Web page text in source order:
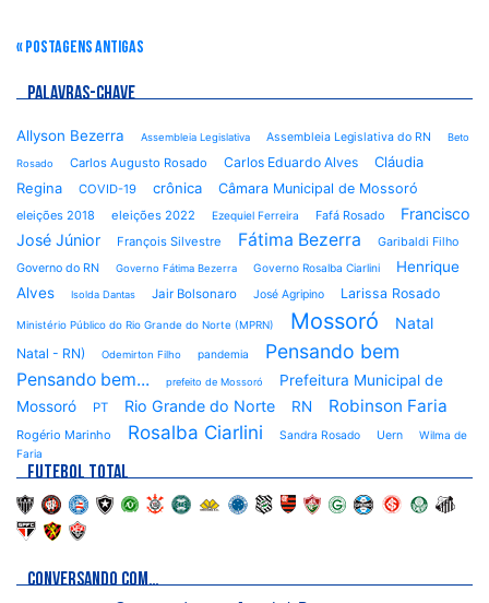
« POSTAGENS ANTIGAS
PALAVRAS-CHAVE
Allyson Bezerra Assembleia Legislativa Assembleia Legislativa do RN Beto
Rosado Carlos Augusto Rosado Carlos Eduardo Alves
Cláudia
Regina
COVID-19 crônica Câmara Municipal de Mossoró
eleições 2018 eleições 2022 Ezequiel Ferreira Fafá Rosado
Francisco
José Júnior
François Silvestre Fátima Bezerra
Garibaldi Filho
Governo do RN
Governo Fátima Bezerra Governo Rosalba Ciarlini
Henrique
Alves
Isolda Dantas Jair Bolsonaro José Agripino Larissa Rosado
Ministério Público do Rio Grande do Norte (MPRN) Mossoró Natal
Natal - RN) Odemirton Filho pandemia Pensando bem
Pensando bem... prefeito de Mossoró
Prefeitura Municipal de
Mossoró
PT Rio Grande do Norte RN Robinson Faria
Rogério Marinho Rosalba Ciarlini Sandra Rosado Uern
Wilma de
Faria
FUTEBOL TOTAL
CONVERSANDO COM…